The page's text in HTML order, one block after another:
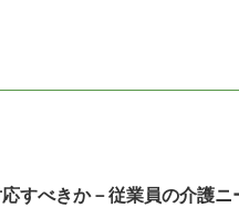
すべきか－従業員の介護ニ